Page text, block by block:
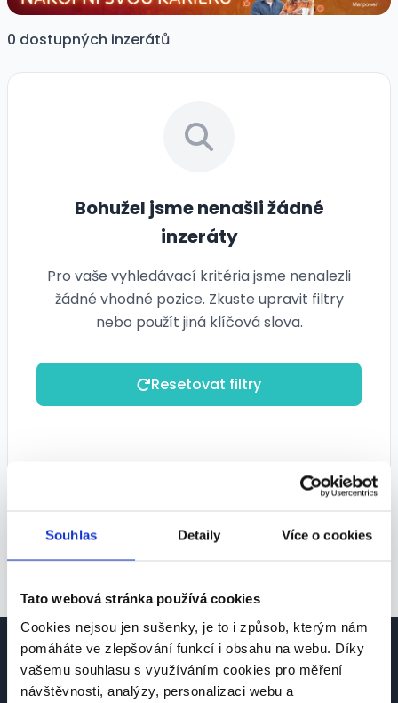
Souhlas Detaily Více o cookies
Tato webová stránka používá cookies
Cookies nejsou jen sušenky, je to i způsob, kterým nám
pomáháte ve zlepšování funkcí i obsahu na webu. Díky
vašemu souhlasu s využíváním cookies pro měření
návštěvnosti, analýzy, personalizaci webu a
0 dostupných inzerátů
Bohužel jsme nenašli žádné
inzeráty
Pro vaše vyhledávací kritéria jsme nenalezli
žádné vhodné pozice. Zkuste upravit filtry
nebo použít jiná klíčová slova.
Resetovat filtry
• Rozšiřte geografické vyhledávání